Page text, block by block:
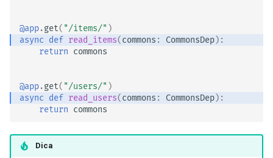
@app.get( "/items/" )
async def read_items(commons : CommonsDep):
return commons
@app.get( "/users/" )
async def read_users(commons : CommonsDep):
return commons
Dica